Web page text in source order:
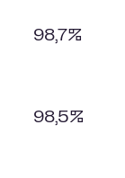
98,7%
98,5%